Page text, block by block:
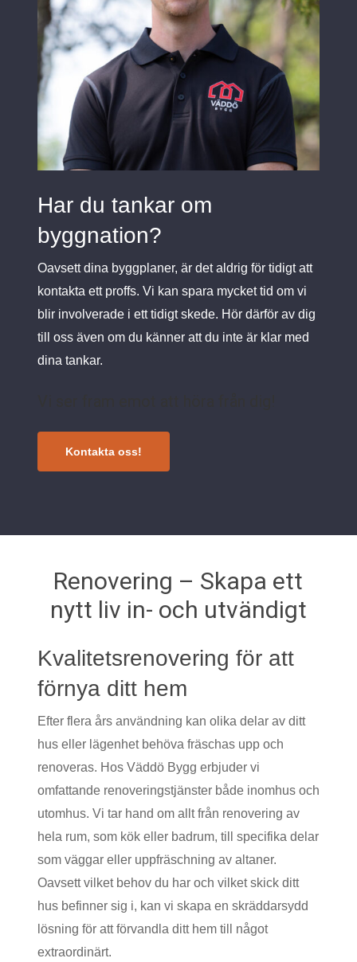
Har du tankar om
byggnation?
Oavsett dina byggplaner, är det aldrig för tidigt att
kontakta ett proffs. Vi kan spara mycket tid om vi
blir involverade i ett tidigt skede. Hör därför av dig
till oss även om du känner att du inte är klar med
dina tankar.
Kontakta oss!
Renovering – Skapa ett
nytt liv in- och utvändigt
Kvalitetsrenovering för att
förnya ditt hem
Efter flera års användning kan olika delar av ditt
hus eller lägenhet behöva fräschas upp och
renoveras. Hos Väddö Bygg erbjuder vi
omfattande renoveringstjänster både inomhus och
utomhus. Vi tar hand om allt från renovering av
hela rum, som kök eller badrum, till specifika delar
som väggar eller uppfräschning av altaner.
Oavsett vilket behov du har och vilket skick ditt
hus befinner sig i, kan vi skapa en skräddarsydd
lösning för att förvandla ditt hem till något
extraordinärt.